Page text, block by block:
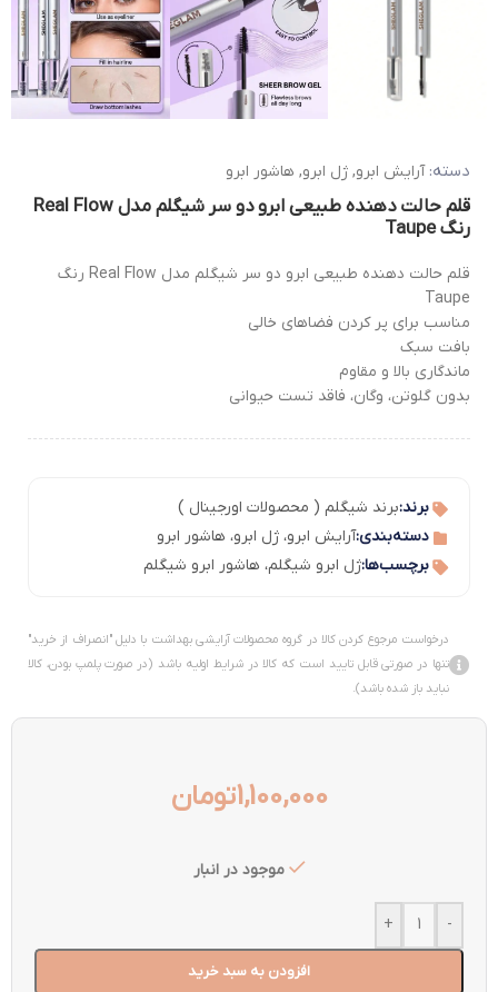
دسته: آرایش ابرو, ژل ابرو, هاشور ابرو
قلم حالت دهنده طبیعی ابرو دو سر شیگلم مدل Real Flow
رنگ Taupe
قلم حالت دهنده طبیعی ابرو دو سر شیگلم مدل Real Flow رنگ
Taupe
مناسب برای پر کردن فضاهای خالی
بافت سبک
ماندگاری بالا و مقاوم
بدون گلوتن، وگان، فاقد تست حیوانی
برند:برند شیگلم ( محصولات اورجینال )
دسته‌بندی:آرایش ابرو، ژل ابرو، هاشور ابرو
برچسب‌ها:ژل ابرو شیگلم، هاشور ابرو شیگلم
درخواست مرجوع کردن کالا در گروه محصولات آرایشی بهداشت با دلیل "انصراف از خرید"
تنها در صورتی قابل تایید است که کالا در شرایط اولیه باشد (در صورت پلمپ بودن، کالا
نباید باز شده باشد).
1,100,000تومان
موجود در انبار
-
+
افزودن به سبد خرید